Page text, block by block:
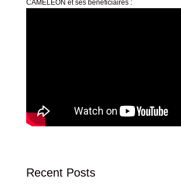
CAMELEON et ses bénéficiaires :
Recent Posts